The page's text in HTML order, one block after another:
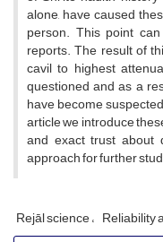
alone, have caused
person. This point
reports. The result of
cavil to highest
questioned and as a
have become
article we introduce
and exact trust about
approach for further
Rejāl science Reliability